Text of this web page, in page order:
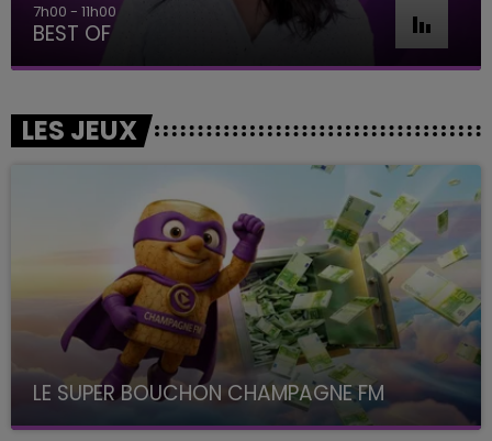
7h00 - 11h00
BEST OF
LES JEUX
LE SUPER BOUCHON CHAMPAGNE FM
avec La Famille Champagne FM, à 8H10